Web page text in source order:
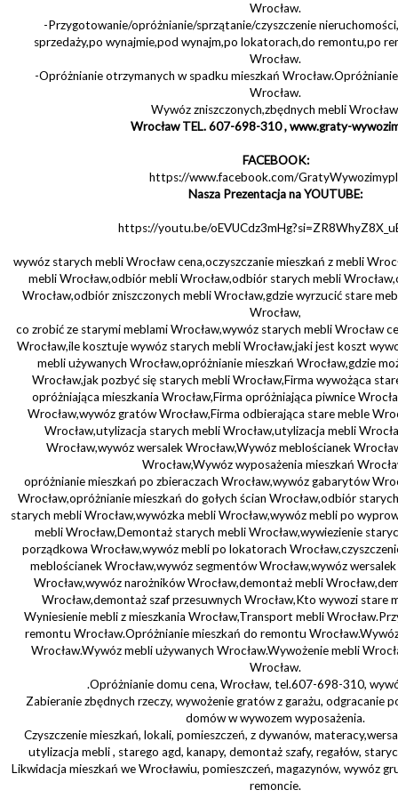
Wrocław.
-Przygotowanie/opróżnianie/sprzątanie/czyszczenie
sprzedaży,po wynajmie,pod wynajm,po lokatorach,do remontu,po
Wrocław.
-Opróżnianie otrzymanych w spadku mieszkań
Wrocław.
Wywóz zniszczonych,zbędnych mebli
Wrocław TEL. 607-698-310 , www.graty-
FACEBOOK:
https://www.facebook.com/
Nasza Prezentacja na YOUTUBE:
https://youtu.be/
wywóz starych mebli Wrocław cena,oczyszczanie mieszkań z mebli
mebli Wrocław,odbiór mebli Wrocław,odbiór starych mebli
Wrocław,odbiór zniszczonych mebli Wrocław,gdzie wyrzucić stare
Wrocław,
co zrobić ze starymi meblami Wrocław,wywóz starych mebli Wrocław
Wrocław,ile kosztuje wywóz starych mebli Wrocław,jaki jest koszt
mebli używanych Wrocław,opróżnianie mieszkań Wrocław,gdzie
Wrocław,jak pozbyć się starych mebli Wrocław,Firma wywożąca
opróżniająca mieszkania Wrocław,Firma opróżniająca piwnice
Wrocław,wywóz gratów Wrocław,Firma odbierająca stare meble
Wrocław,utylizacja starych mebli Wrocław,utylizacja mebli
Wrocław,wywóz wersalek Wrocław,Wywóz meblościanek
Wrocław,Wywóz wyposażenia mieszkań
opróżnianie mieszkań po zbieraczach Wrocław,wywóz gabarytów
Wrocław,opróżnianie mieszkań do gołych ścian Wrocław,odbiór
starych mebli Wrocław,wywózka mebli Wrocław,wywóz mebli po
mebli Wrocław,Demontaż starych mebli Wrocław,wywiezienie
porządkowa Wrocław,wywóz mebli po lokatorach
meblościanek Wrocław,wywóz segmentów Wrocław,wywóz
Wrocław,wywóz narożników Wrocław,demontaż mebli
Wrocław,demontaż szaf przesuwnych Wrocław,Kto wywozi stare
Wyniesienie mebli z mieszkania Wrocław,Transport mebli
remontu Wrocław.Opróżnianie mieszkań do remontu
Wrocław.Wywóz mebli używanych Wrocław.Wywożenie mebli
Wrocław.
.Opróżnianie domu cena, Wrocław, tel.607-698-310,
Zabieranie zbędnych rzeczy, wywożenie gratów z garażu, odgracanie
domów w wywozem wyposażenia.
Czyszczenie mieszkań, lokali, pomieszczeń, z dywanów,
utylizacja mebli , starego agd, kanapy, demontaż szafy, regałów,
Likwidacja mieszkań we Wrocławiu, pomieszczeń, magazynów, wywóz
remoncie.